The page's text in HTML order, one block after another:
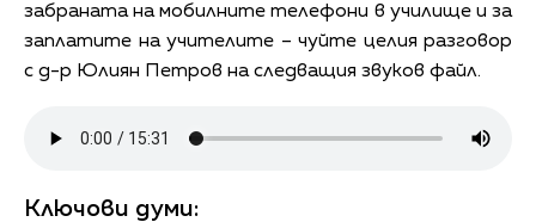
забраната на мобилните телефони в училище и за
заплатите на учителите – чуйте целия разговор
с д-р Юлиян Петров на следващия звуков файл.
Ключови думи: